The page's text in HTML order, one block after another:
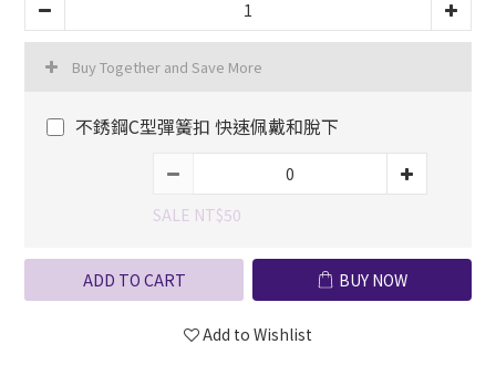
Buy Together and Save More
不銹鋼C型彈簧扣 快速佩戴和脫下
SALE NT$50
ADD TO CART BUY NOW
Add to Wishlist